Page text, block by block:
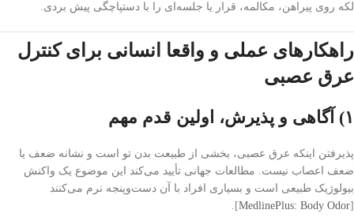
لکه روی پیراهن، مکالمه، قرار یا جلسه‌ای را با دستپاچگی پیش بردی.
راهکارهای عملی و واقعا انسانی برای کنترل
عرق عصبی
۱) آگاهی و پذیرش، اولین قدم مهم
پذیرفتن اینکه عرق عصبی، بخشی از طبیعت بدن‌ تو است و نشانه ضعف یا
ضعف اعصاب نیست. مطالعات جهانی تأیید می‌کند این موضوع یک واکنش
بیولوژیک طبیعی است و بسیاری افراد با آن دست‌وپنجه نرم می‌کنند
[
MedlinePlus: Body Odor
].